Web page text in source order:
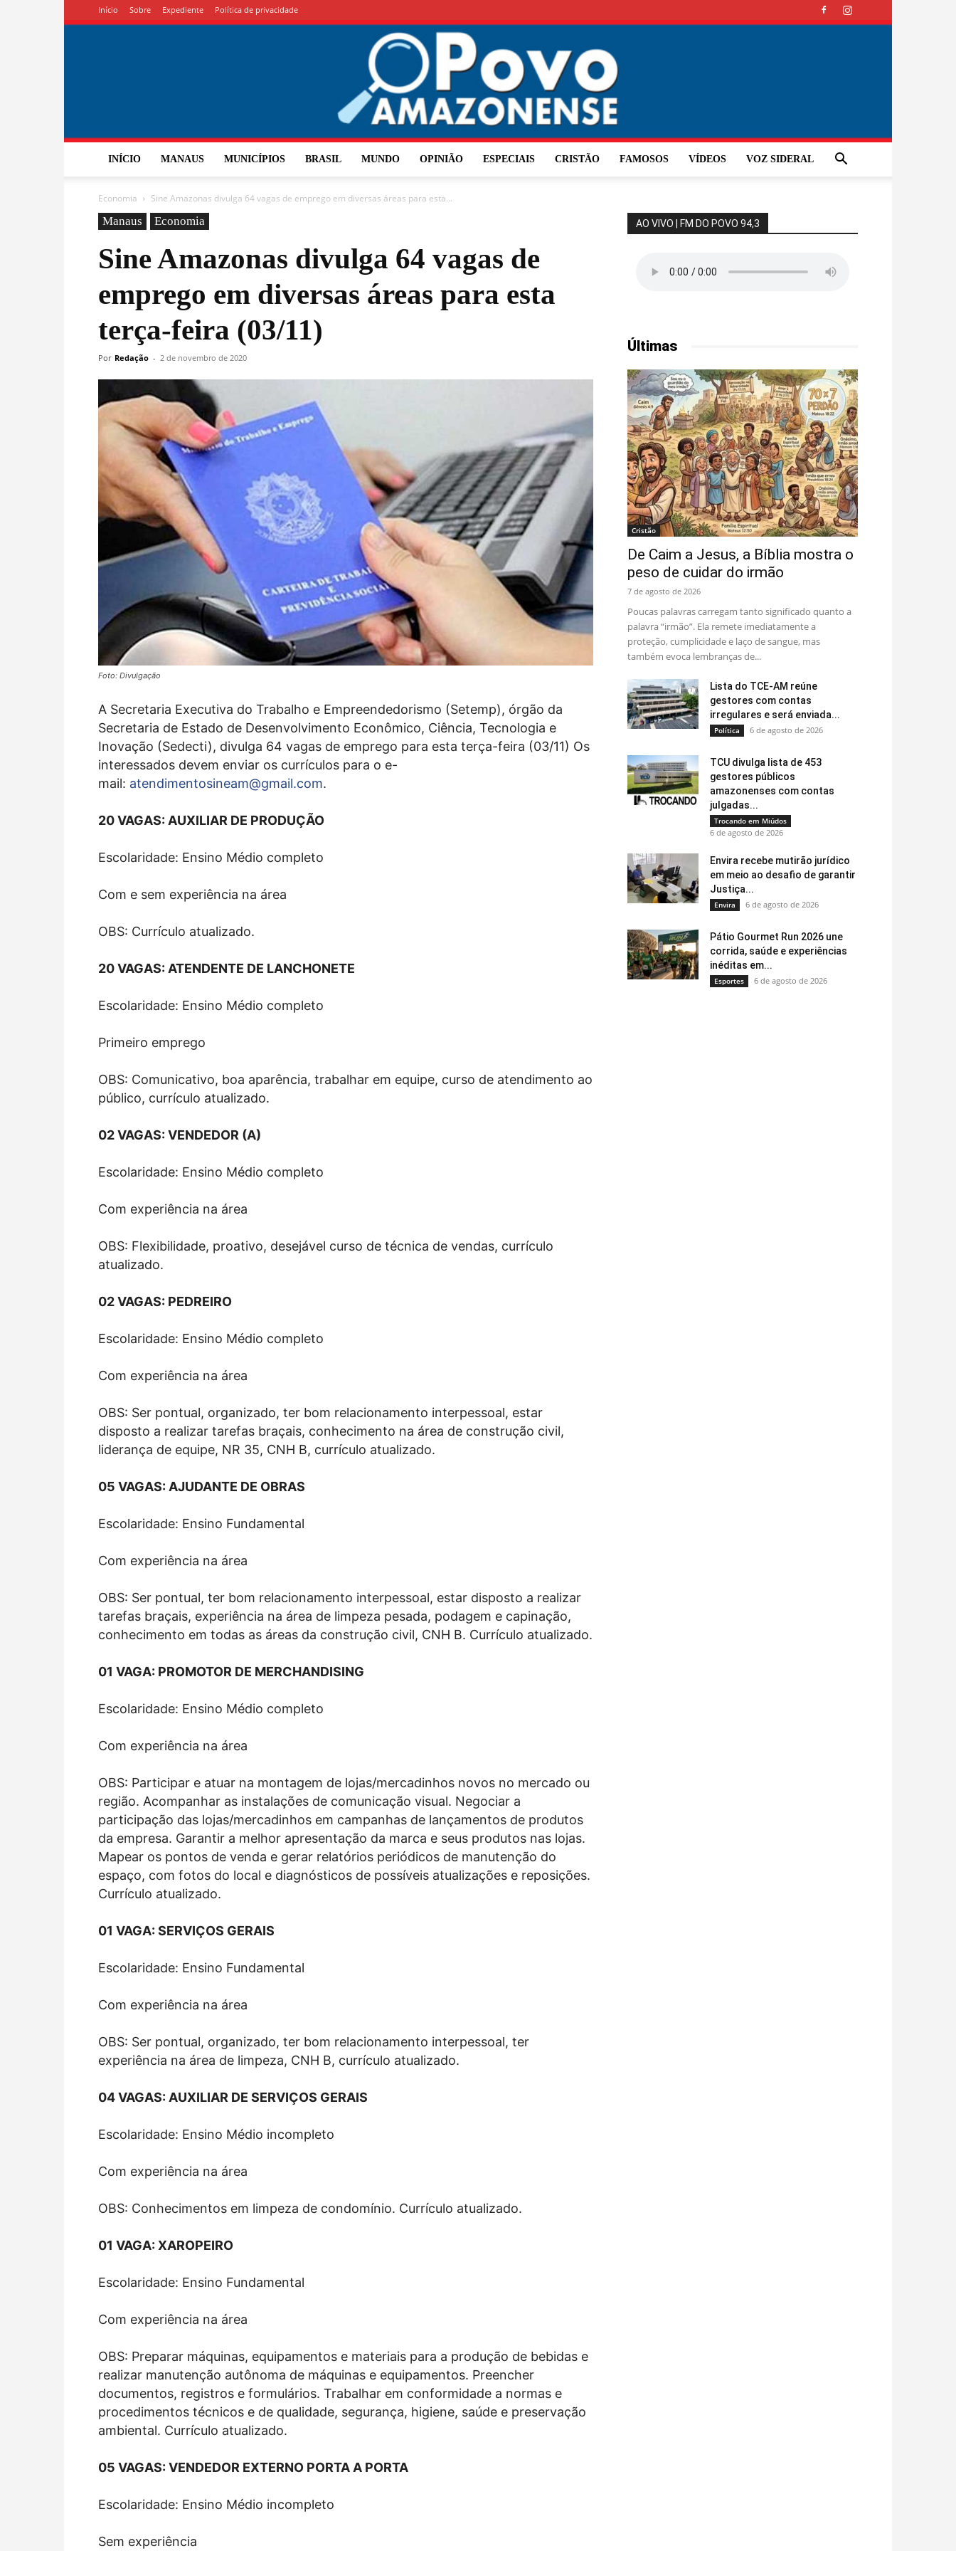
Início Sobre Expediente Política de privacidade
INÍCIO MANAUS MUNICÍPIOS BRASIL MUNDO OPINIÃO ESPECIAIS CRISTÃO FAMOSOS VÍDEOS VOZ SIDERAL
Economia Sine Amazonas divulga 64 vagas de emprego em diversas áreas para esta...
Manaus Economia
Sine Amazonas divulga 64 vagas de
emprego em diversas áreas para esta
terça-feira (03/11)
Por Redação - 2 de novembro de 2020
Foto: Divulgação
A Secretaria Executiva do Trabalho e Empreendedorismo (Setemp), órgão da
Secretaria de Estado de Desenvolvimento Econômico, Ciência, Tecnologia e
Inovação (Sedecti), divulga 64 vagas de emprego para esta terça-feira (03/11) Os
interessados devem enviar os currículos para o e-
mail: atendimentosineam@gmail.com.
20 VAGAS: AUXILIAR DE PRODUÇÃO
Escolaridade: Ensino Médio completo
Com e sem experiência na área
OBS: Currículo atualizado.
20 VAGAS: ATENDENTE DE LANCHONETE
Escolaridade: Ensino Médio completo
Primeiro emprego
OBS: Comunicativo, boa aparência, trabalhar em equipe, curso de atendimento ao
público, currículo atualizado.
02 VAGAS: VENDEDOR (A)
Escolaridade: Ensino Médio completo
Com experiência na área
OBS: Flexibilidade, proativo, desejável curso de técnica de vendas, currículo
atualizado.
02 VAGAS: PEDREIRO
Escolaridade: Ensino Médio completo
Com experiência na área
OBS: Ser pontual, organizado, ter bom relacionamento interpessoal, estar
disposto a realizar tarefas braçais, conhecimento na área de construção civil,
liderança de equipe, NR 35, CNH B, currículo atualizado.
05 VAGAS: AJUDANTE DE OBRAS
Escolaridade: Ensino Fundamental
Com experiência na área
OBS: Ser pontual, ter bom relacionamento interpessoal, estar disposto a realizar
tarefas braçais, experiência na área de limpeza pesada, podagem e capinação,
conhecimento em todas as áreas da construção civil, CNH B. Currículo atualizado.
01 VAGA: PROMOTOR DE MERCHANDISING
Escolaridade: Ensino Médio completo
Com experiência na área
OBS: Participar e atuar na montagem de lojas/mercadinhos novos no mercado ou
região. Acompanhar as instalações de comunicação visual. Negociar a
participação das lojas/mercadinhos em campanhas de lançamentos de produtos
da empresa. Garantir a melhor apresentação da marca e seus produtos nas lojas.
Mapear os pontos de venda e gerar relatórios periódicos de manutenção do
espaço, com fotos do local e diagnósticos de possíveis atualizações e reposições.
Currículo atualizado.
01 VAGA: SERVIÇOS GERAIS
Escolaridade: Ensino Fundamental
Com experiência na área
OBS: Ser pontual, organizado, ter bom relacionamento interpessoal, ter
experiência na área de limpeza, CNH B, currículo atualizado.
04 VAGAS: AUXILIAR DE SERVIÇOS GERAIS
Escolaridade: Ensino Médio incompleto
Com experiência na área
OBS: Conhecimentos em limpeza de condomínio. Currículo atualizado.
01 VAGA: XAROPEIRO
Escolaridade: Ensino Fundamental
Com experiência na área
OBS: Preparar máquinas, equipamentos e materiais para a produção de bebidas e
realizar manutenção autônoma de máquinas e equipamentos. Preencher
documentos, registros e formulários. Trabalhar em conformidade a normas e
procedimentos técnicos e de qualidade, segurança, higiene, saúde e preservação
ambiental. Currículo atualizado.
05 VAGAS: VENDEDOR EXTERNO PORTA A PORTA
Escolaridade: Ensino Médio incompleto
Sem experiência
AO VIVO | FM DO POVO 94,3
Últimas
Cristão
De Caim a Jesus, a Bíblia mostra o
peso de cuidar do irmão
7 de agosto de 2026
Poucas palavras carregam tanto significado quanto a
palavra “irmão”. Ela remete imediatamente a
proteção, cumplicidade e laço de sangue, mas
também evoca lembranças de...
Lista do TCE-AM reúne
gestores com contas
irregulares e será enviada...
Política 6 de agosto de 2026
TCU divulga lista de 453
gestores públicos
amazonenses com contas
julgadas...
Trocando em Miúdos
6 de agosto de 2026
Envira recebe mutirão jurídico
em meio ao desafio de garantir
Justiça...
Envira 6 de agosto de 2026
Pátio Gourmet Run 2026 une
corrida, saúde e experiências
inéditas em...
Esportes 6 de agosto de 2026